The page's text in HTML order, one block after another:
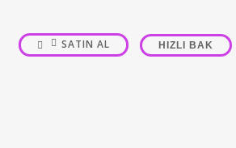
SATIN AL HIZLI BAK